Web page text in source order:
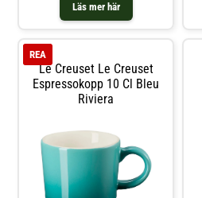
Läs mer här
Le Creuset Le Creuset
Espressokopp 10 Cl Bleu
Riviera
REA